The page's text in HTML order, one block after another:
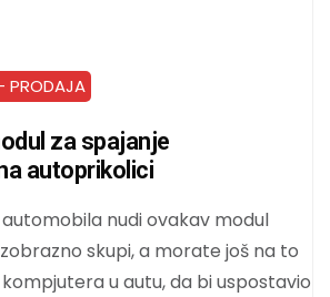
PRODAJA
za spajanje
autoprikolici
nudi ovakav modul
skupi, a morate još na to
u autu, da bi uspostavio